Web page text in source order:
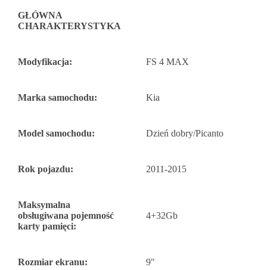
GŁÓWNA
CHARAKTERYSTYKA
Modyfikacja: FS 4 MAX
Marka samochodu: Kia
Model samochodu: Dzień dobry/Picanto
Rok pojazdu: 2011-2015
Maksymalna
obsługiwana pojemność
karty pamięci:
4+32Gb
Rozmiar ekranu: 9"